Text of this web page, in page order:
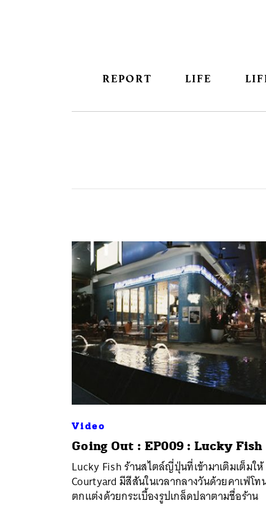
REPORT LIFE
Video
Going Out : EP009 : Lucky Fish
Lucky Fish ร้านสไตล์ญี่ปุ่นที่เข้ามาเติมเต็มให้
Courtyard มีสีสันในเวลากลางวันด้วยคาเฟ่โ
ตกแต่งด้วยกระเบื้องรูปเกล็ดปลาตามชื่อร้าน
ค้